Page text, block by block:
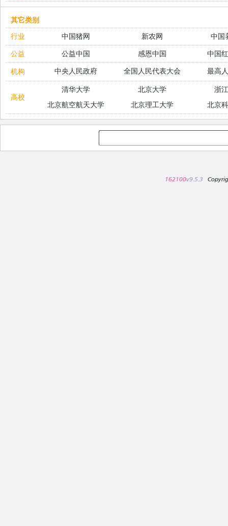
其它类别
行业
中国猪网 新农网
中国
公益
公益中国 感恩中国 中国
机构 中央人民政府 全国人民代表大会 最高
高校
清华大学 北京大学
浙
北京航空航天大学
北京理工大学 北京
162100v9.5.3